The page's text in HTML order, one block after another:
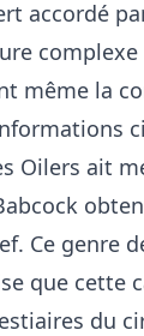
accordé
même la
Oilers ait
Ce genre
que cette
du